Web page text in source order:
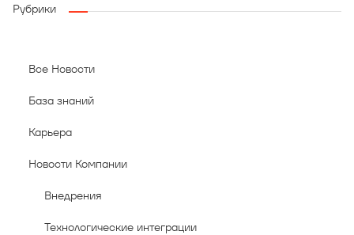
Рубрики
Все Новости
База знаний
Карьера
Новости Компании
Внедрения
Технологические интеграции